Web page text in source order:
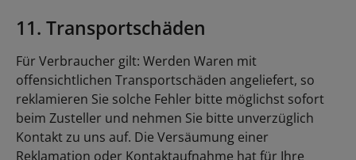
11. Transportschäden
Für Verbraucher gilt: Werden Waren mit
offensichtlichen Transportschäden angeliefert, so
reklamieren Sie solche Fehler bitte möglichst sofort
beim Zusteller und nehmen Sie bitte unverzüglich
Kontakt zu uns auf. Die Versäumung einer
Reklamation oder Kontaktaufnahme hat für Ihre